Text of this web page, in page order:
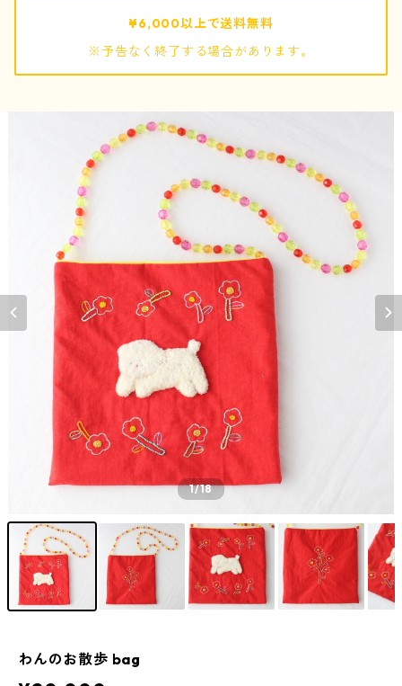
キーホルダー
¥6,000以上で送料無料
※予告なく終了する場合があります。
1/18
わんのお散歩 bag